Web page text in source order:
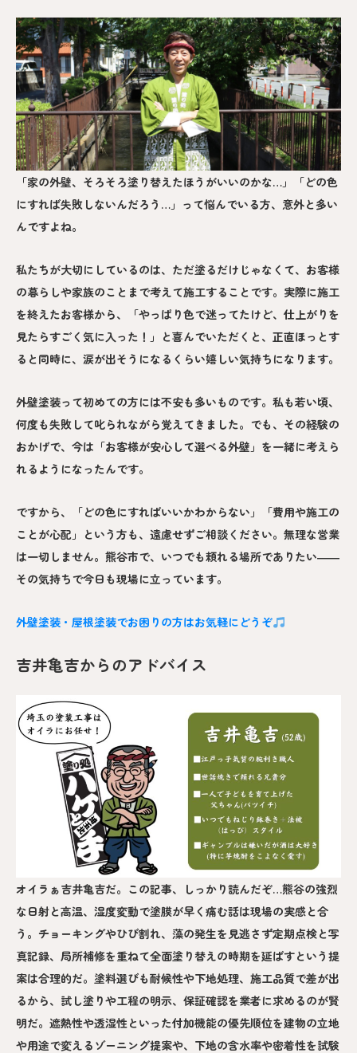
「家の外壁、そろそろ塗り替えたほうがいいのかな…」「どの色
にすれば失敗しないんだろう…」って悩んでいる方、意外と多い
んですよね。
私たちが大切にしているのは、ただ塗るだけじゃなくて、お客様
の暮らしや家族のことまで考えて施工することです。実際に施工
を終えたお客様から、「やっぱり色で迷ってたけど、仕上がりを
見たらすごく気に入った！」と喜んでいただくと、正直ほっとす
ると同時に、涙が出そうになるくらい嬉しい気持ちになります。
外壁塗装って初めての方には不安も多いものです。私も若い頃、
何度も失敗して叱られながら覚えてきました。でも、その経験の
おかげで、今は「お客様が安心して選べる外壁」を一緒に考えら
れるようになったんです。
ですから、「どの色にすればいいかわからない」「費用や施工の
ことが心配」という方も、遠慮せずご相談ください。無理な営業
は一切しません。熊谷市で、いつでも頼れる場所でありたい――
その気持ちで今日も現場に立っています。
外壁塗装・屋根塗装でお困りの方はお気軽にどうぞ
吉井亀吉からのアドバイス
オイラぁ吉井亀吉だ。この記事、しっかり読んだぞ…熊谷の強烈
な日射と高温、湿度変動で塗膜が早く痛む話は現場の実感と合
う。チョーキングやひび割れ、藻の発生を見逃さず定期点検と写
真記録、局所補修を重ねて全面塗り替えの時期を延ばすという提
案は合理的だ。塗料選びも耐候性や下地処理、施工品質で差が出
るから、試し塗りや工程の明示、保証確認を業者に求めるのが賢
明だ。遮熱性や透湿性といった付加機能の優先順位を建物の立地
や用途で変えるゾーニング提案や、下地の含水率や密着性を試験